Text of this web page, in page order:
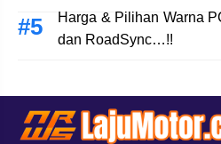
Harga & Pilihan Warna
dan RoadSync…!!